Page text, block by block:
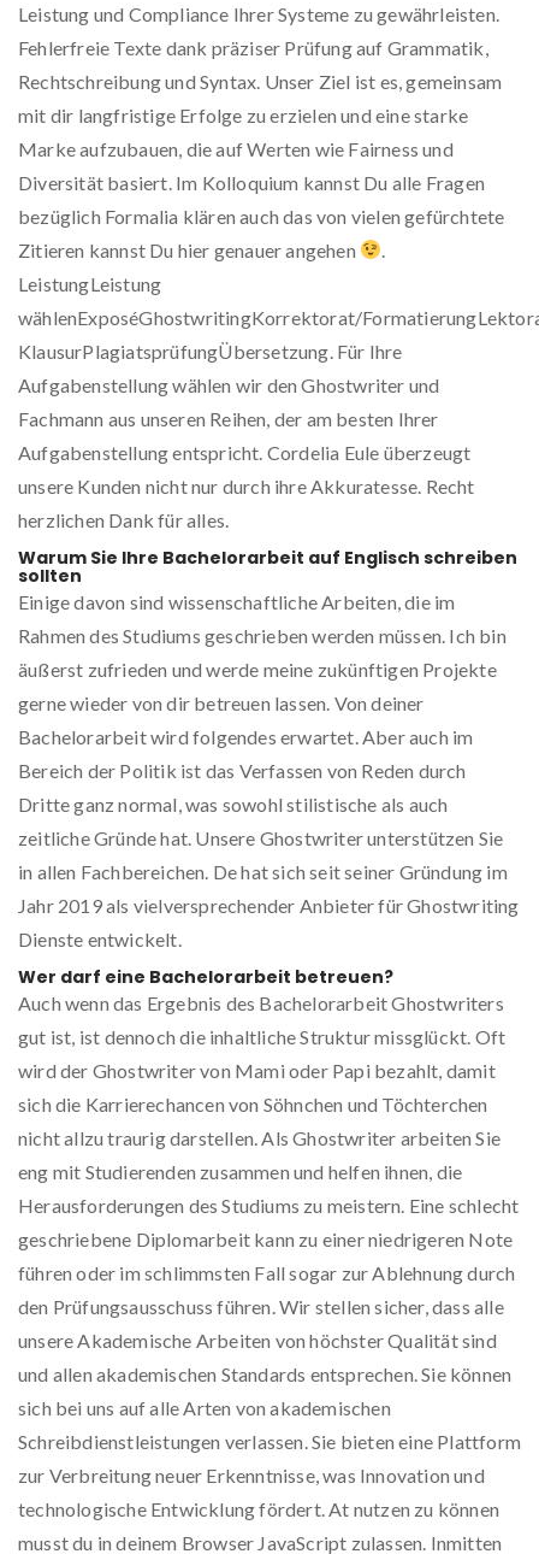
Leistung und Compliance Ihrer Systeme zu gewährleisten.
Fehlerfreie Texte dank präziser Prüfung auf Grammatik,
Rechtschreibung und Syntax. Unser Ziel ist es, gemeinsam
mit dir langfristige Erfolge zu erzielen und eine starke
Marke aufzubauen, die auf Werten wie Fairness und
Diversität basiert. Im Kolloquium kannst Du alle Fragen
bezüglich Formalia klären auch das von vielen gefürchtete
Zitieren kannst Du hier genauer angehen
LeistungLeistung
wählenExposéGhostwritingKorrektorat/
KlausurPlagiatsprüfungÜbersetzung. Für Ihre
Aufgabenstellung wählen wir den Ghostwriter und
Fachmann aus unseren Reihen, der am besten Ihrer
Aufgabenstellung entspricht. Cordelia Eule überzeugt
unsere Kunden nicht nur durch ihre Akkuratesse. Recht
herzlichen Dank für alles.
Warum Sie Ihre Bachelorarbeit auf Englisch schreiben
sollten
Einige davon sind wissenschaftliche Arbeiten, die im
Rahmen des Studiums geschrieben werden müssen. Ich bin
äußerst zufrieden und werde meine zukünftigen Projekte
gerne wieder von dir betreuen lassen. Von deiner
Bachelorarbeit wird folgendes erwartet. Aber auch im
Bereich der Politik ist das Verfassen von Reden durch
Dritte ganz normal, was sowohl stilistische als auch
zeitliche Gründe hat. Unsere Ghostwriter unterstützen Sie
in allen Fachbereichen. De hat sich seit seiner Gründung im
Jahr 2019 als vielversprechender Anbieter für Ghostwriting
Dienste entwickelt.
Wer darf eine Bachelorarbeit betreuen?
Auch wenn das Ergebnis des Bachelorarbeit Ghostwriters
gut ist, ist dennoch die inhaltliche Struktur missglückt. Oft
wird der Ghostwriter von Mami oder Papi bezahlt, damit
sich die Karrierechancen von Söhnchen und Töchterchen
nicht allzu traurig darstellen. Als Ghostwriter arbeiten Sie
eng mit Studierenden zusammen und helfen ihnen, die
Herausforderungen des Studiums zu meistern. Eine schlecht
geschriebene Diplomarbeit kann zu einer niedrigeren Note
führen oder im schlimmsten Fall sogar zur Ablehnung durch
den Prüfungsausschuss führen. Wir stellen sicher, dass alle
unsere Akademische Arbeiten von höchster Qualität sind
und allen akademischen Standards entsprechen. Sie können
sich bei uns auf alle Arten von akademischen
Schreibdienstleistungen verlassen. Sie bieten eine Plattform
zur Verbreitung neuer Erkenntnisse, was Innovation und
technologische Entwicklung fördert. At nutzen zu können
musst du in deinem Browser JavaScript zulassen. Inmitten